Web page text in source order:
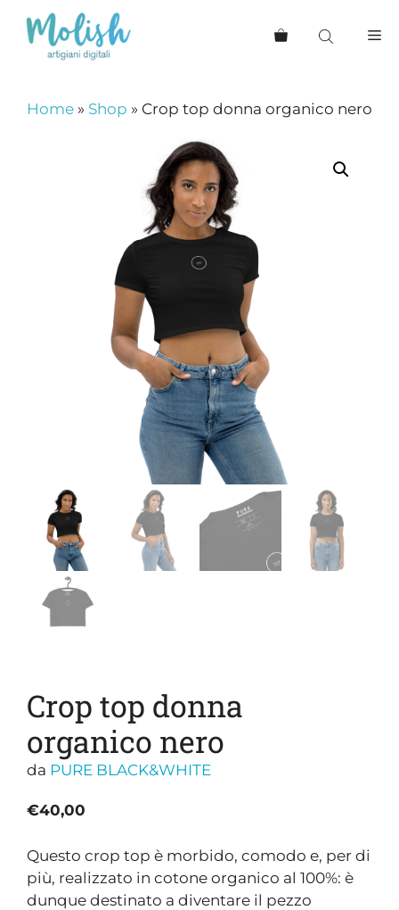
contenuto
Home » Shop » Crop top donna organico nero
Crop top donna
organico nero
da PURE BLACK&WHITE
€40,00
Questo crop top è morbido, comodo e, per di
più, realizzato in cotone organico al 100%: è
dunque destinato a diventare il pezzo